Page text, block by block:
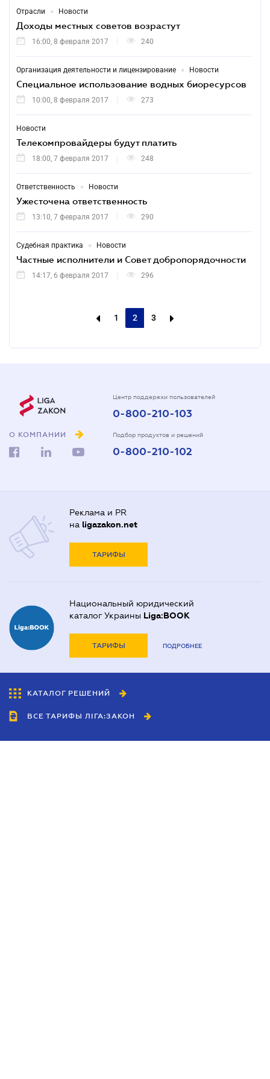
Отрасли • Новости
Доходы местных советов возрастут
16:00, 8 февраля 2017 240
Организация деятельности и лицензирование • Новости
Специальное использование водных биоресурсов
10:00, 8 февраля 2017 273
Новости
Телекомпровайдеры будут платить
18:00, 7 февраля 2017 248
Ответственность • Новости
Ужесточена ответственность
13:10, 7 февраля 2017 290
Судебная практика • Новости
Частные исполнители и Совет добропорядочности
14:17, 6 февраля 2017 296
1 2 3
О КОМПАНИИ
Центр поддержки пользователей
0-800-210-103
Подбор продуктов и решений
0-800-210-102
Реклама и PR
на ligazakon.net
ТАРИФЫ
Национальный юридический
каталог Украины Liga:BOOK
ТАРИФЫ ПОДРОБНЕЕ
КАТАЛОГ РЕШЕНИЙ
ВСЕ ТАРИФЫ ЛІГА:ЗАКОН